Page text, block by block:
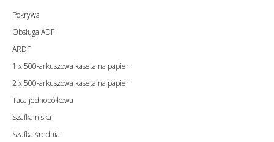
Pokrywa
Obsługa ADF
ARDF
1 x 500-arkuszowa kaseta na papier
2 x 500-arkuszowa kaseta na papier
Taca jednopółkowa
Szafka niska
Szafka średnia